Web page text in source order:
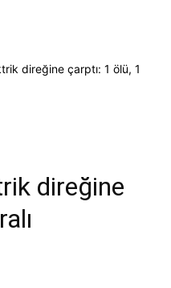
direğine çarptı: 1 ölü, 1
direğine